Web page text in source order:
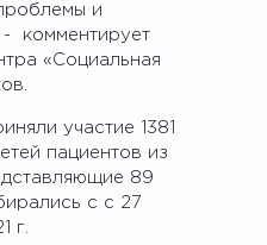
и
- комментирует
«Социальная
участие 1381
пациентов из
89
с с 27
г.